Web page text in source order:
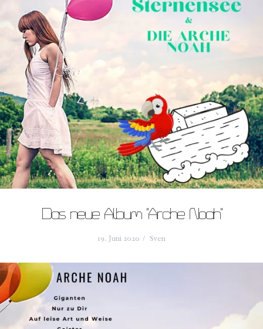
Das neue Album “Arche Noah”
19. Juni 2020 Sven